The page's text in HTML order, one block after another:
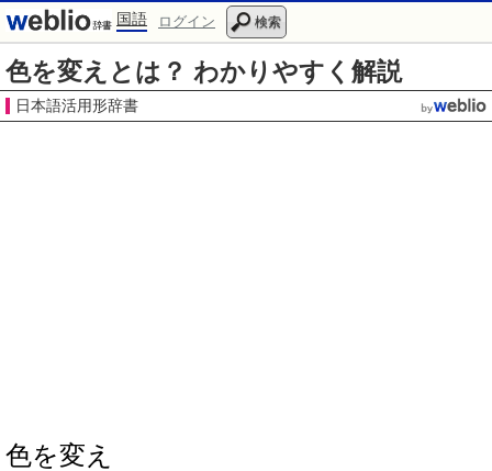
国語 ログイン 検索
色を変えとは？ わかりやすく解説
日本語活用形辞書
色を変え